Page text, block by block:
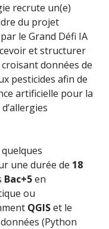
recrute un(e)
du projet
le Grand Défi IA
et structurer
données de
pesticides afin de
artificielle pour la
quelques
une durée de 18
Bac+5en
ou
QGISet le
(Python